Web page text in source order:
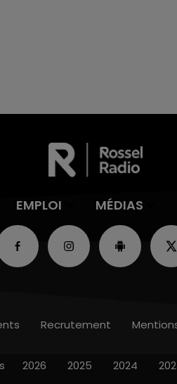
EMPLOI MÉDIAS
Recrutement
2026 2025 2024